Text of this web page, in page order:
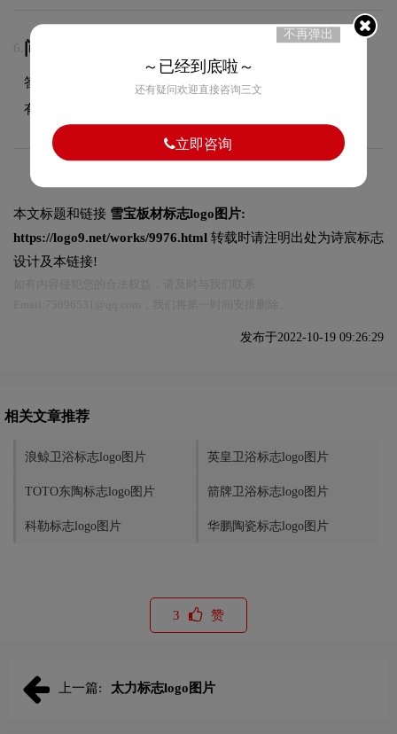
6. 问：LOGO商用版权归属？
答：项目尾款结清后，LOGO设计版权将完整移交给甲方所
有，您可自由用于商业用途，无需额外支付版权费用。
本文标题和链接 雪宝板材标志logo图片:
https://logo9.net/works/9976.html 转载时请注明出处为诗宸标志
设计及本链接!
发布于2022-10-19 09:26:29
相关文章推荐
浪鲸卫浴标志logo图片 英皇卫浴标志logo图片
TOTO东陶标志logo图片 箭牌卫浴标志logo图片
科勒标志logo图片 华鹏陶瓷标志logo图片
3 赞
上一篇: 太力标志logo图片
不再弹出
～已经到底啦～
还有疑问欢迎直接咨询三文
立即咨询